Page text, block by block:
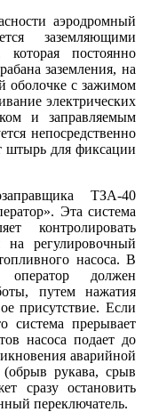
аэродромный
заземляющими
постоянно
заземления, на
оболочке с зажимом
электрических
и заправляемым
непосредственно
штырь для фиксации
ТЗА-40
Эта система
контролировать
на регулировочный
насоса. В
должен
путем нажатия
присутствие. Если
система прерывает
насоса подает до
аварийной
рукава, срыв
сразу остановить
переключатель.